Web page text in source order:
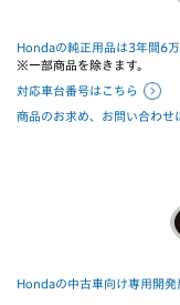
Hondaの純正用品は3年間6万
※一部商品を除きます。
対応車台番号はこちら
商品のお求め、お問い合わせ
Hondaの中古車向け専用開発